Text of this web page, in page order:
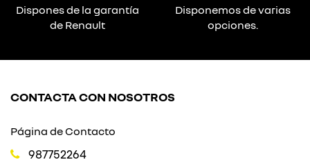
Dispones de la garantía
de Renault
Disponemos de varias
opciones.
CONTACTA CON NOSOTROS
Página de Contacto
987752264